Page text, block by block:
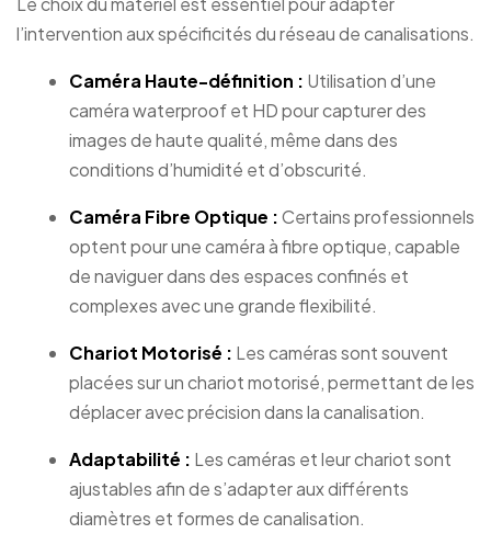
l’intervention aux spécificités du réseau de canalisations.
Caméra Haute-définition : Utilisation d’une
caméra waterproof et HD pour capturer des
images de haute qualité, même dans des
conditions d’humidité et d’obscurité.
Caméra Fibre Optique :Certains professionnels
optent pour une caméra à fibre optique, capable
de naviguer dans des espaces confinés et
complexes avec une grande flexibilité.
Chariot Motorisé : Les caméras sont souvent
placées sur un chariot motorisé, permettant de les
déplacer avec précision dans la canalisation.
Adaptabilité : Les caméras et leur chariot sont
ajustables afin de s’adapter aux différents
diamètres et formes de canalisation.